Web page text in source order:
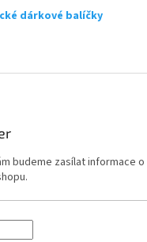
dárkové balíčky
budeme zasílat informace